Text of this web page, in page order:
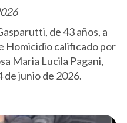
de 43 años, a
Homicidio calificado por
Maria Lucila Pagani,
de junio de 2026.